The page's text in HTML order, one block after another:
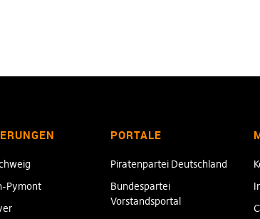
Pymont
PORTALE
Piratenpartei Deutschland
Bundespartei
Vorstandsportal